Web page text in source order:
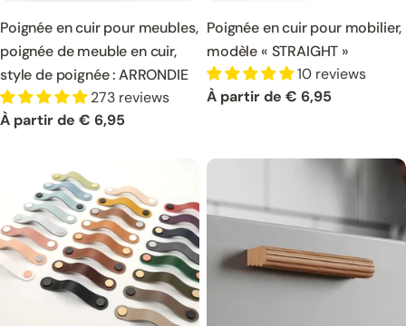
Poignée en cuir pour meubles,
poignée de meuble en cuir,
style de poignée : ARRONDIE
273 reviews
Prix
À partir de € 6,95
Poignée en cuir pour mobilier,
modèle « STRAIGHT »
10 reviews
Prix
À partir de € 6,95